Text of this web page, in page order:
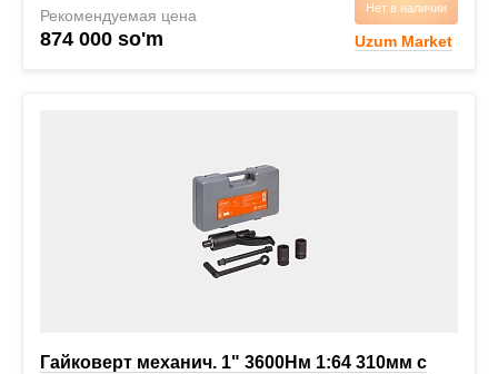
Рекомендуемая цена
874 000 so'm
Нет в наличии
Uzum Market
Гайковерт механич. 1" 3600Нм 1:64 310мм с